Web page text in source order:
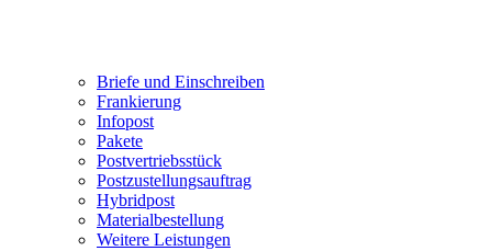
Briefe und Einschreiben
Frankierung
Infopost
Pakete
Postvertriebsstück
Postzustellungsauftrag
Hybridpost
Materialbestellung
Weitere Leistungen